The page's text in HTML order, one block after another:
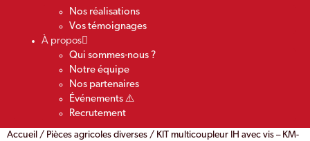
Nos réalisations
Vos témoignages
À propos
Qui sommes-nous ?
Notre équipe
Nos partenaires
Événements ⚠️
Recrutement
Accueil / Pièces agricoles diverses / KIT multicoupleur IH avec vis – KM-